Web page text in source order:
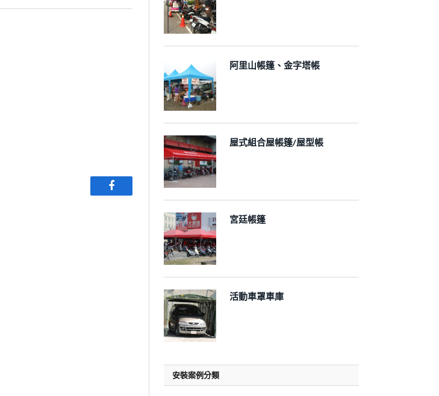
Facebook
阿里山帳篷、金字塔帳
屋式組合屋帳篷/屋型帳
宮廷帳篷
活動車罩車庫
安裝案例分類